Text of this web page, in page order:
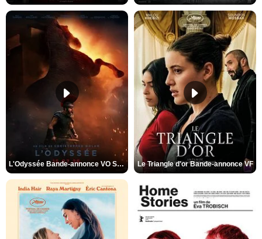
L'Odyssée Bande-annonce VO STFR Le Triangle d'or Bande-annonce VF